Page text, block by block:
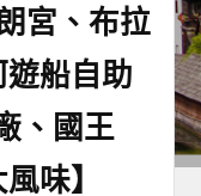
宮、布拉
船自助
、國王
味】